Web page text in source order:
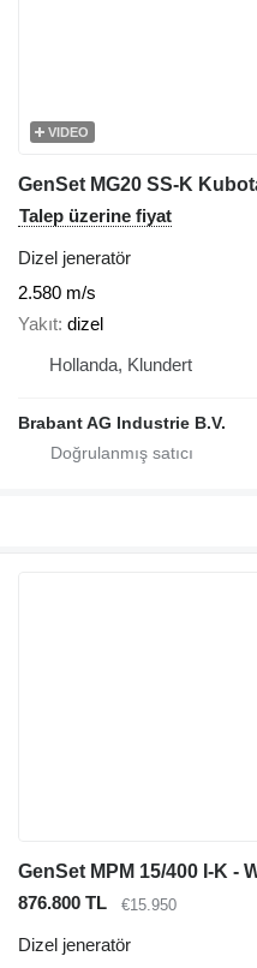
VIDEO
GenSet MG20 SS-K
Talep üzerine fiyat
Dizel jeneratör
2.580 m/s
Yakıt dizel
Hollanda, Klundert
Brabant AG Industrie B.V.
GenSet MPM 15/400 I-K -
876.800 TL
€15.950
Dizel jeneratör